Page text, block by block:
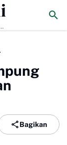
2026年バリ島
Ternak Ayam
Bagikan